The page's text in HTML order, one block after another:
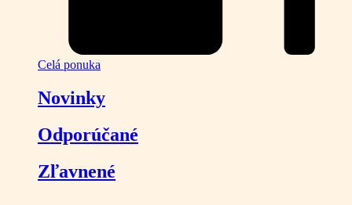
Celá ponuka
Novinky
Odporúčané
Zľavnené